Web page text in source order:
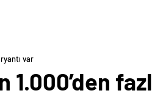
var
1.000’den